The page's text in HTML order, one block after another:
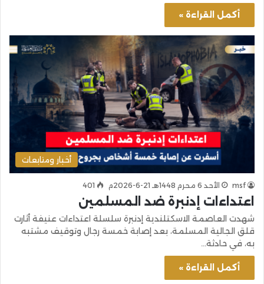
أكمل القراءة »
أخبار ومتابعات
msf الأحد 6 محرم 1448هـ 21-6-2026م 401
اعتداءات إدنبرة ضد المسلمين
شهدت العاصمة الاسكتلندية إدنبرة سلسلة اعتداءات عنيفة أثارت
قلق الجالية المسلمة، بعد إصابة خمسة رجال وتوقيف مشتبه
به، في حادثة…
أكمل القراءة »